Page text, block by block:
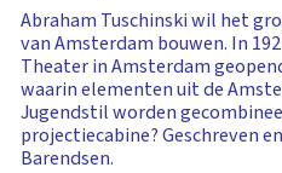
Abraham Tuschinski wil het
van Amsterdam bouwen. In
Theater in Amsterdam
waarin elementen uit de
Jugendstil worden
projectiecabine? Geschreven
Barendsen.